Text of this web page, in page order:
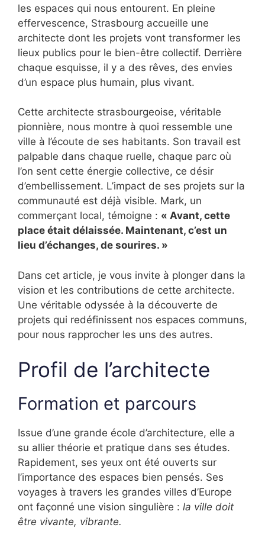
les espaces qui nous entourent. En pleine
effervescence, Strasbourg accueille une
architecte dont les projets vont transformer les
lieux publics pour le bien-être collectif. Derrière
chaque esquisse, il y a des rêves, des envies
d’un espace plus humain, plus vivant.
Cette architecte strasbourgeoise, véritable
pionnière, nous montre à quoi ressemble une
ville à l’écoute de ses habitants. Son travail est
palpable dans chaque ruelle, chaque parc où
l’on sent cette énergie collective, ce désir
d’embellissement. L’impact de ses projets sur la
communauté est déjà visible. Mark, un
commerçant local, témoigne : « Avant, cette
place était délaissée. Maintenant, c’est un
lieu d’échanges, de sourires. »
Dans cet article, je vous invite à plonger dans la
vision et les contributions de cette architecte.
Une véritable odyssée à la découverte de
projets qui redéfinissent nos espaces communs,
pour nous rapprocher les uns des autres.
Profil de l’architecte
Formation et parcours
Issue d’une grande école d’architecture, elle a
su allier théorie et pratique dans ses études.
Rapidement, ses yeux ont été ouverts sur
l’importance des espaces bien pensés. Ses
voyages à travers les grandes villes d’Europe
ont façonné une vision singulière : la ville doit
être vivante, vibrante.